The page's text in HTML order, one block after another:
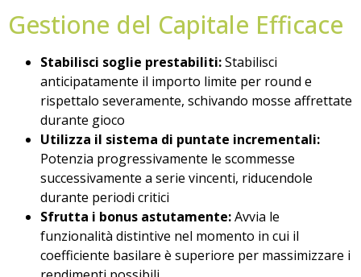
Gestione del Capitale Efficace
Stabilisci soglie prestabiliti:Stabilisci
anticipatamente il importo limite per round e
rispettalo severamente, schivando mosse affrettate
durante gioco
Utilizza il sistema di puntate incrementali:
Potenzia progressivamente le scommesse
successivamente a serie vincenti, riducendole
durante periodi critici
Sfrutta i bonus astutamente:Avvia le
funzionalità distintive nel momento in cui il
coefficiente basilare è superiore per massimizzare i